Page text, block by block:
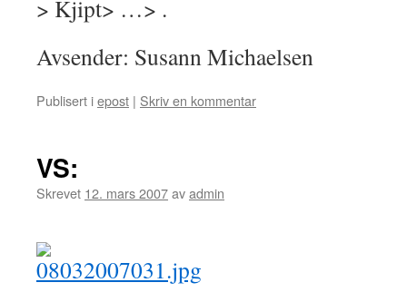
> Kjipt> …> .
Avsender: Susann Michaelsen
Publisert iepost | Skriv en kommentar
VS:
Skrevet 12. mars 2007avadmin